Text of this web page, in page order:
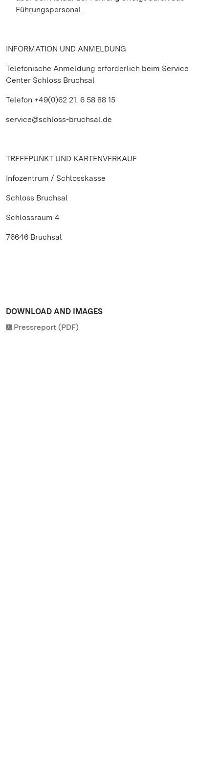
Führungspersonal.
INFORMATION UND ANMELDUNG
Telefonische Anmeldung erforderlich beim Service
Center Schloss Bruchsal
Telefon +49(0)62 21. 6 58 88 15
service@schloss-bruchsal.de
TREFFPUNKT UND KARTENVERKAUF
Infozentrum / Schlosskasse
Schloss Bruchsal
Schlossraum 4
76646 Bruchsal
DOWNLOAD AND IMAGES
Pressreport (PDF)